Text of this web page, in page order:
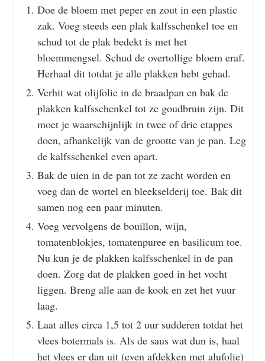
Doe de bloem met peper en zout in een plastic
zak. Voeg steeds een plak kalfsschenkel toe en
schud tot de plak bedekt is met het
bloemmengsel. Schud de overtollige bloem eraf.
Herhaal dit totdat je alle plakken hebt gehad.
Verhit wat olijfolie in de braadpan en bak de
plakken kalfsschenkel tot ze goudbruin zijn. Dit
moet je waarschijnlijk in twee of drie etappes
doen, afhankelijk van de grootte van je pan. Leg
de kalfsschenkel even apart.
Bak de uien in de pan tot ze zacht worden en
voeg dan de wortel en bleekselderij toe. Bak dit
samen nog een paar minuten.
Voeg vervolgens de bouillon, wijn,
tomatenblokjes, tomatenpuree en basilicum toe.
Nu kun je de plakken kalfsschenkel in de pan
doen. Zorg dat de plakken goed in het vocht
liggen. Breng alle aan de kook en zet het vuur
laag.
Laat alles circa 1,5 tot 2 uur sudderen totdat het
vlees botermals is. Als de saus wat dun is, haal
het vlees er dan uit (even afdekken met alufolie)